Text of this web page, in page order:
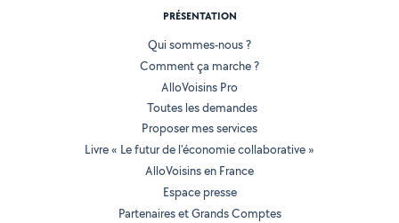
PRÉSENTATION
Qui sommes-nous ?
Comment ça marche ?
AlloVoisins Pro
Toutes les demandes
Proposer mes services
Livre « Le futur de l'économie collaborative »
AlloVoisins en France
Espace presse
Partenaires et Grands Comptes